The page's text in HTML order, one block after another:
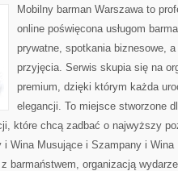
Mobilny barman Warszawa to
online poświęcona usługom
prywatne, spotkania biznesowe,
przyjęcia. Serwis skupia się na
premium, dzięki którym każda
elegancji. To miejsce stworzone
które chcą zadbać o najwyższy
Wina Musujące i Szampany i
barmaństwem, organizacją